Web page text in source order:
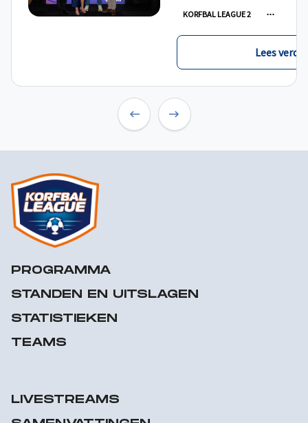
KORFBAL LEAGUE 2
Lees verder
PROGRAMMA
STANDEN EN UITSLAGEN
STATISTIEKEN
TEAMS
LIVESTREAMS